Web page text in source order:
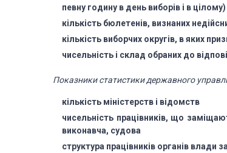
певну годину в день виборів і в цілому)
кількість бюлетенів, визнаних
кількість виборчих округів, в яких
чисельність і склад обраних до
Показники статистики державного
кількість міністерств і відомств
чисельність працівників, що
виконавча, судова
структура працівників органів влади